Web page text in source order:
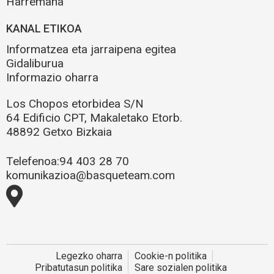
KANAL ETIKOA
Informatzea eta jarraipena egitea
Gidaliburua
Informazio oharra
Los Chopos etorbidea S/N
64 Edificio CPT, Makaletako Etorb.
48892 Getxo Bizkaia
Telefenoa:94 403 28 70
komunikazioa@basqueteam.com
Legezko oharra
Cookie-n politika
Pribatutasun politika
Sare sozialen politika